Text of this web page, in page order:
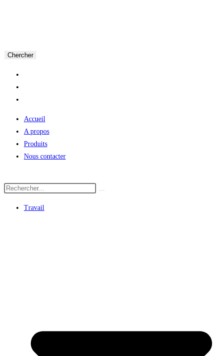
Chercher
Accueil
A propos
Produits
Nous contacter
Travail